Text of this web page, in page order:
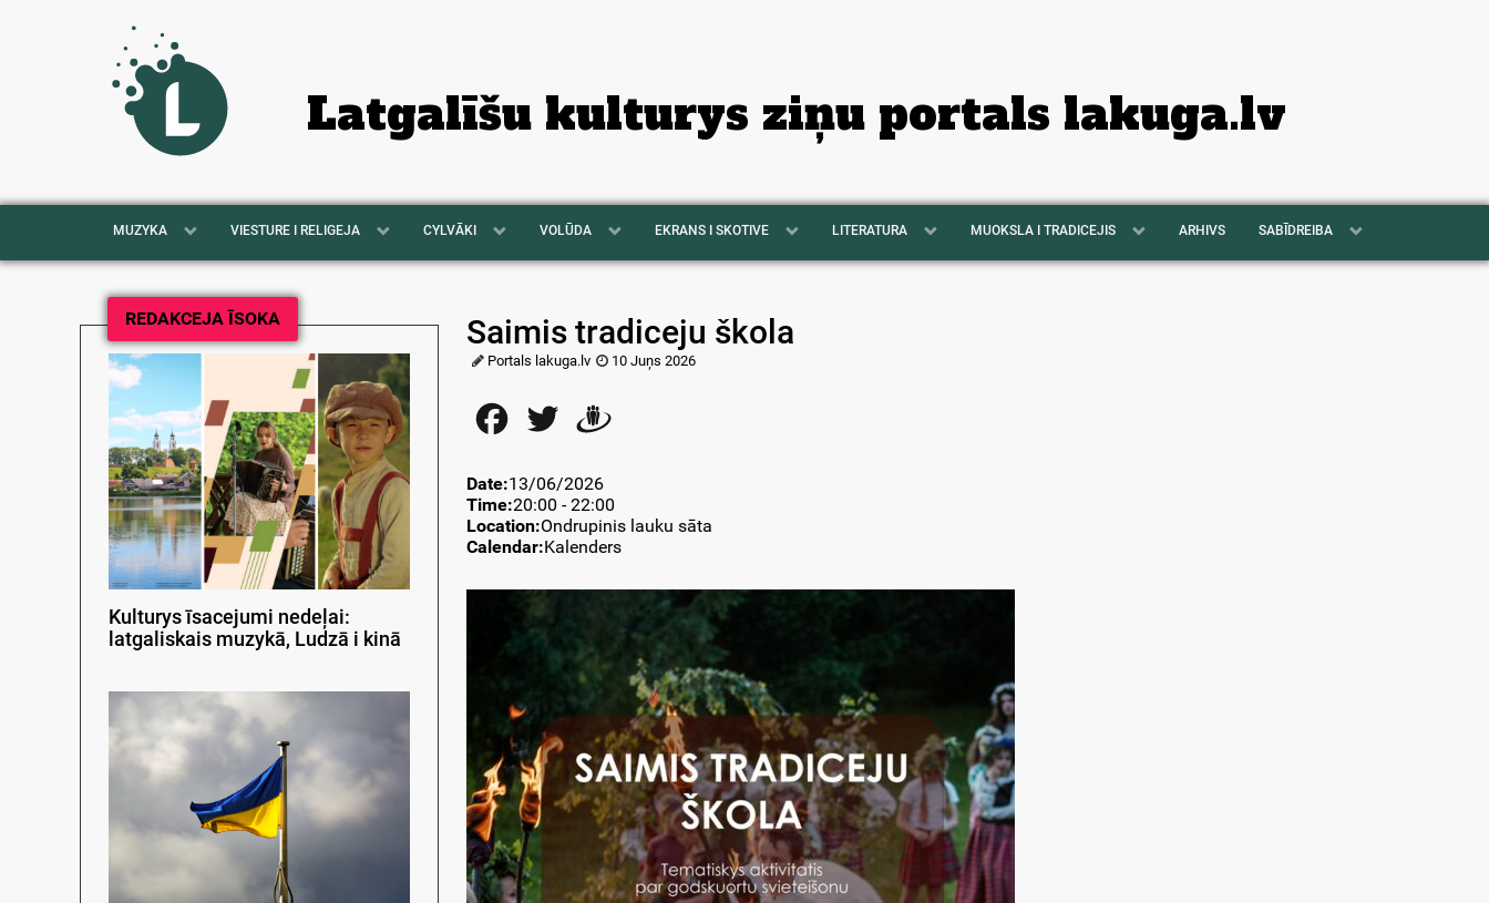
Latgalīšu kulturys ziņu portals lakuga.lv
MUZYKA VIESTURE I RELIGEJA CYLVĀKI VOLŪDA EKRANS I SKOTIVE LITERATURA MUOKSLA I TRADICEJIS ARHIVS SABĪDREIBA
REDAKCEJA ĪSOKA
Kulturys īsacejumi nedeļai:
latgaliskais muzykā, Ludzā i kinā
Saimis tradiceju škola
Portals lakuga.lv 10 Juņs 2026
FacebookTwitter
Date:13/06/2026
Time:20:00 -22:00
Location:Ondrupinis lauku sāta
Calendar:Kalenders